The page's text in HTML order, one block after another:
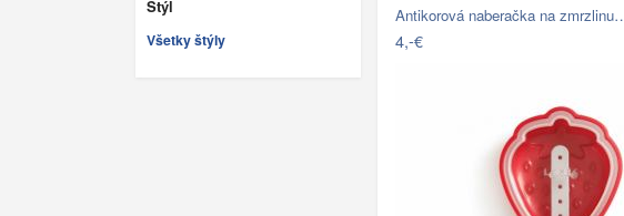
Štýl
Všetky štýly
Antikorová naberačka na
4,-€